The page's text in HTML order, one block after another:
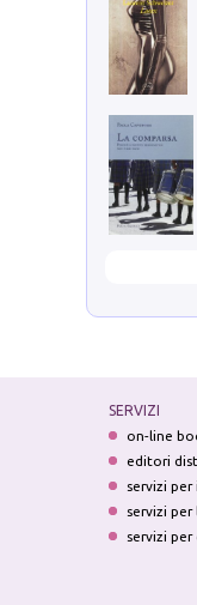
SERVIZI
on-line
editori
servizi per
servizi
servizi